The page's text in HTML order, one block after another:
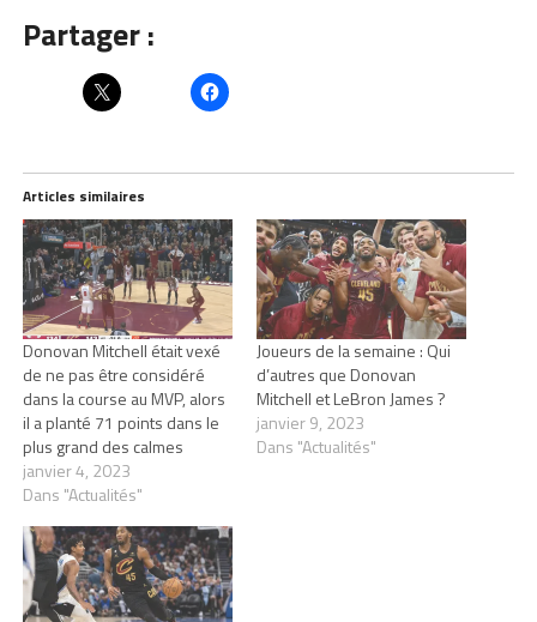
Partager :
Articles similaires
Donovan Mitchell était vexé
de ne pas être considéré
dans la course au MVP, alors
il a planté 71 points dans le
plus grand des calmes
janvier 4, 2023
Dans "Actualités"
Joueurs de la semaine : Qui
d’autres que Donovan
Mitchell et LeBron James ?
janvier 9, 2023
Dans "Actualités"